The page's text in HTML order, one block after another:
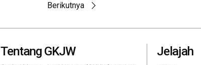
Berikutnya
Tentang GKJW Jelajah